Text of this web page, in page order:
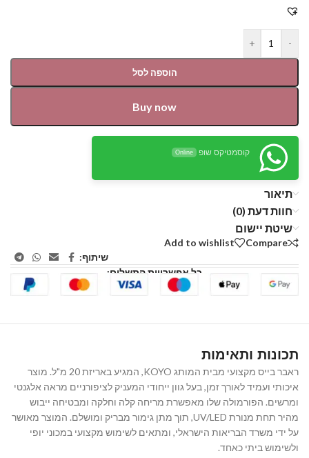
-
+
הוספה לסל
Buy now
קוסמטיקס שופ Online
תיאור
חוות דעת (0)
שיטת יישום
Compare
Add to wishlist
שיתוף:
כל אפשרויות התשלום:
תכונות ותאימות
ראבר בייס מקצועי מבית המותג KOYO, המגיע באריזת 20 מ"ל. מוצר
איכותי ועמיד לאורך זמן, בעל גוון ייחודי המעניק לציפורניים מראה אלגנטי
ומרשים. הפורמולה שלו מאפשרת מריחה קלה וחלקה ומבטיחה ייבוש
מהיר תחת מנורת UV/LED, תוך מתן גימור מבריק ומושלם. המוצר מאושר
על ידי משרד הבריאות הישראלי, ומתאים לשימוש מקצועי במכוני יופי
ולשימוש ביתי כאחד.